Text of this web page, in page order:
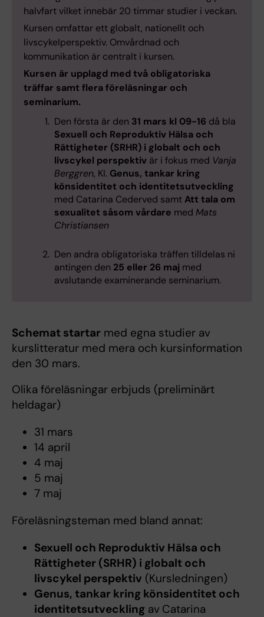
halvfart vilket innebär 20 timmar studier i veckan.
Kursen omfattar ett globalt, nationellt och
livscykelperspektiv. Omvårdnad och
kommunikation är centralt i kursen.
Kursen är upplagd med två obligatoriska
träffar samt flera föreläsningar och
seminarium.
Den första är den 31 mars kl 09-16 då bla
Sexuell och Reproduktiv Hälsa och
Rättigheter (SRHR) i globalt och och
livscykel perspektiv är i fokus med Vanja
Berggren, KI. Genus, tankar kring
könsidentitet och identitetsutveckling
med Catarina Cederved samtAtt tala om
sexualitet såsom vårdare med Mats
Christiansen
Den andra obligatoriska träffen tilldelas ni
antingen den 25 eller 26 maj med
avslutande examinerande seminarium.
Schemat startar med egna studier av
kurslitteratur med mera och kursinformation
den 30 mars.
Olika föreläsningar erbjuds (preliminärt
heldagar)
31 mars
14 april
4 maj
5 maj
7 maj
Föreläsningsteman med bland annat:
Sexuell och Reproduktiv Hälsa och
Rättigheter (SRHR) i globalt och
livscykel perspektiv (Kursledningen)
Genus, tankar kring könsidentitet och
identitetsutvecklingav Catarina